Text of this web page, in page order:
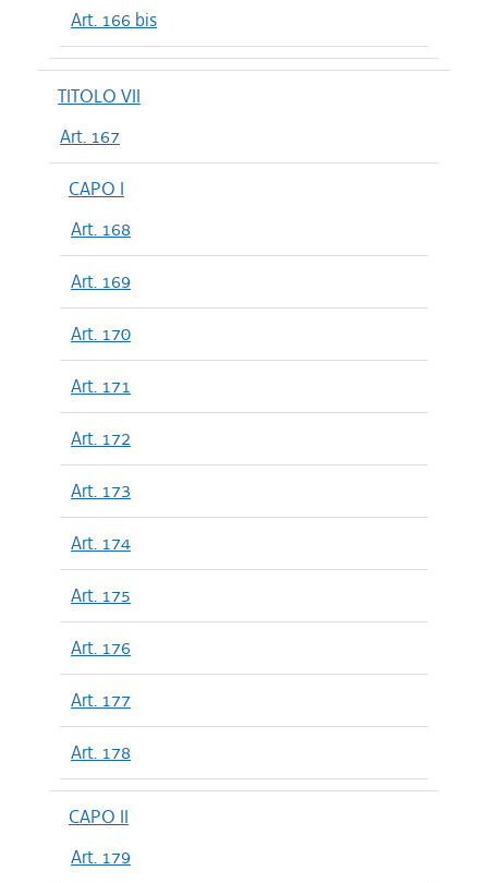
Art. 166 bis
TITOLO VII
Art. 167
CAPO I
Art. 168
Art. 169
Art. 170
Art. 171
Art. 172
Art. 173
Art. 174
Art. 175
Art. 176
Art. 177
Art. 178
CAPO II
Art. 179